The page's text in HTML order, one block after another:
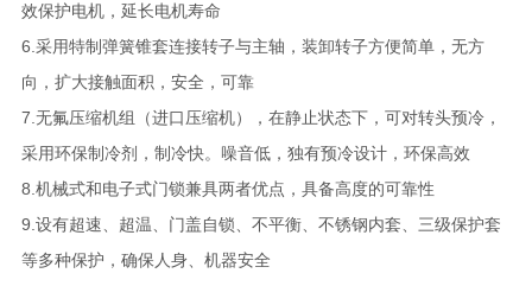
效保护电机，延长电机寿命
6.采用特制弹簧锥套连接转子与主轴，装卸转子方便简单，无方
向，扩大接触面积，安全，可靠
7.无氟压缩机组（进口压缩机），在静止状态下，可对转头预冷，
采用环保制冷剂，制冷快。噪音低，独有预冷设计，环保高效
8.机械式和电子式门锁兼具两者优点，具备高度的可靠性
9.设有超速、超温、门盖自锁、不平衡、不锈钢内套、三级保护套
等多种保护，确保人身、机器安全